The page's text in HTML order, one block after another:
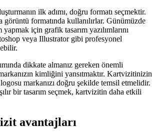
ilk adımı, doğru formatı seçmektir.
formatında kullanılırlar. Günümüzde
yapmak için grafik tasarım yazılımlarını
veya Illustrator gibi profesyonel
dikkate almanız gereken önemli
kimliğini yansıtmaktır. Kartvizitinizin
markanızı doğru şekilde temsil etmelidir.
bir tasarım seçmek, kartvizitin daha etkili
avantajları